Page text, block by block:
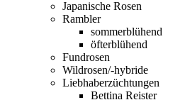
Japanische Rosen
Rambler
sommerblühend
öfterblühend
Fundrosen
Wildrosen/-hybride
Liebhaberzüchtungen
Bettina Reister